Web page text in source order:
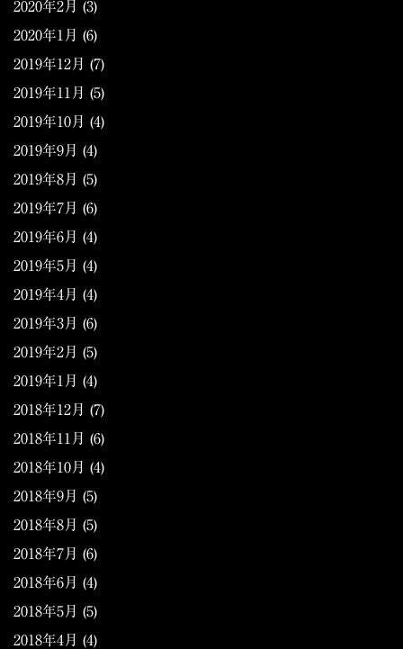
2020年2月 (3)
2020年1月 (6)
2019年12月 (7)
2019年11月 (5)
2019年10月 (4)
2019年9月 (4)
2019年8月 (5)
2019年7月 (6)
2019年6月 (4)
2019年5月 (4)
2019年4月 (4)
2019年3月 (6)
2019年2月 (5)
2019年1月 (4)
2018年12月 (7)
2018年11月 (6)
2018年10月 (4)
2018年9月 (5)
2018年8月 (5)
2018年7月 (6)
2018年6月 (4)
2018年5月 (5)
2018年4月 (4)